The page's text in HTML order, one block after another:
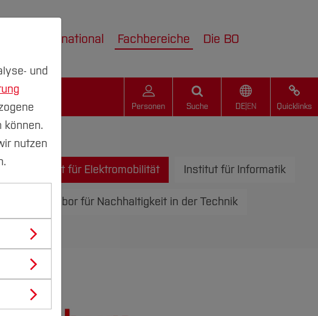
International Fachbereiche Die BO
Personen Suche DE| EN Quicklinks
Institut für Elektromobilität Institut für Informatik
Labor für Nachhaltigkeit in der Technik
und
können.
nutzen